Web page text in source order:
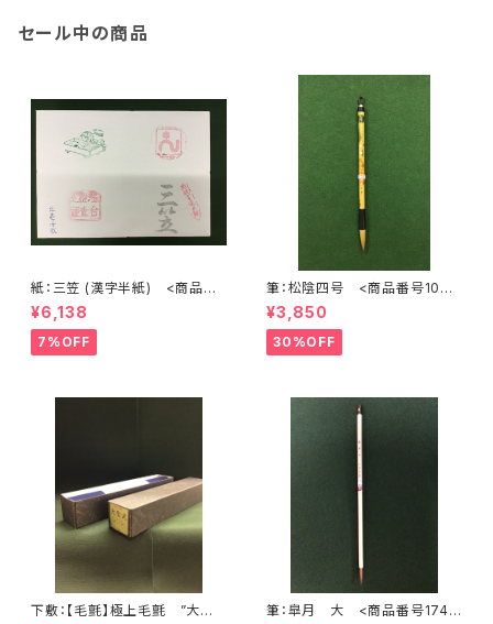
セール中の商品
紙：三笠 (漢字半紙) <商品番
号1202>
¥6,138
7%OFF
筆：松陰四号 <商品番号1072
>
¥3,850
30%OFF
下敷：【毛氈】極上毛氈 ”大聖
筆：皐月 大 <商品番号1748